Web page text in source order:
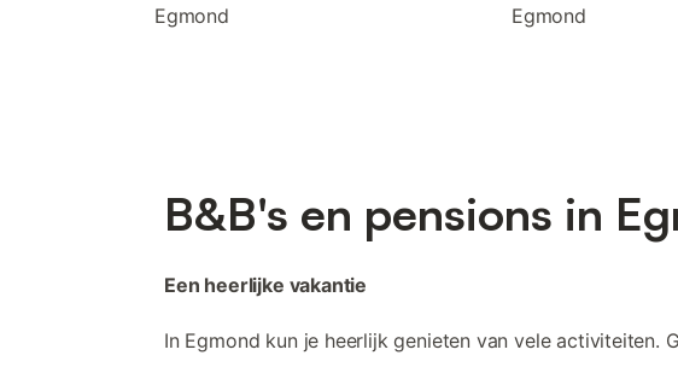
Egmond
Egmond
B&B's en pensions in
Een heerlijke vakantie
In Egmond kun je heerlijk genieten van vele activiteiten.